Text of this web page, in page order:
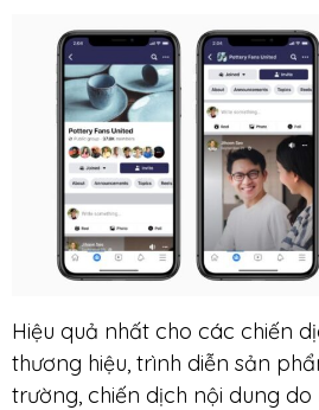
Hiệu quả nhất cho các chiến
thương hiệu, trình diễn sản
trường, chiến dịch nội dung